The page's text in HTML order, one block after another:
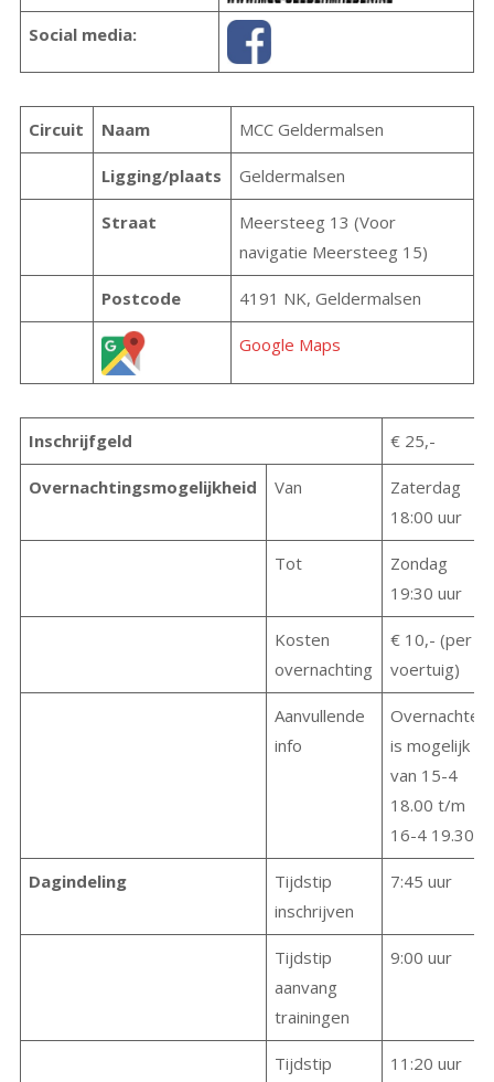
Social media:
Circuit Naam MCC Geldermalsen
Ligging/plaats Geldermalsen
Straat
Meersteeg 13 (Voor
navigatie Meersteeg 15)
Postcode 4191 NK, Geldermalsen
Google Maps
Inschrijfgeld € 25,-
Overnachtingsmogelijkheid Van
Zaterdag
18:00 uur
Tot
Zondag
19:30 uur
Kosten
overnachting
€ 10,- (per
voertuig)
Aanvullende
info
Overnachten
is mogelijk
van 15-4
18.00 t/m
16-4 19.30
Dagindeling
Tijdstip
inschrijven
7:45 uur
Tijdstip
aanvang
trainingen
9:00 uur
Tijdstip 11:20 uur